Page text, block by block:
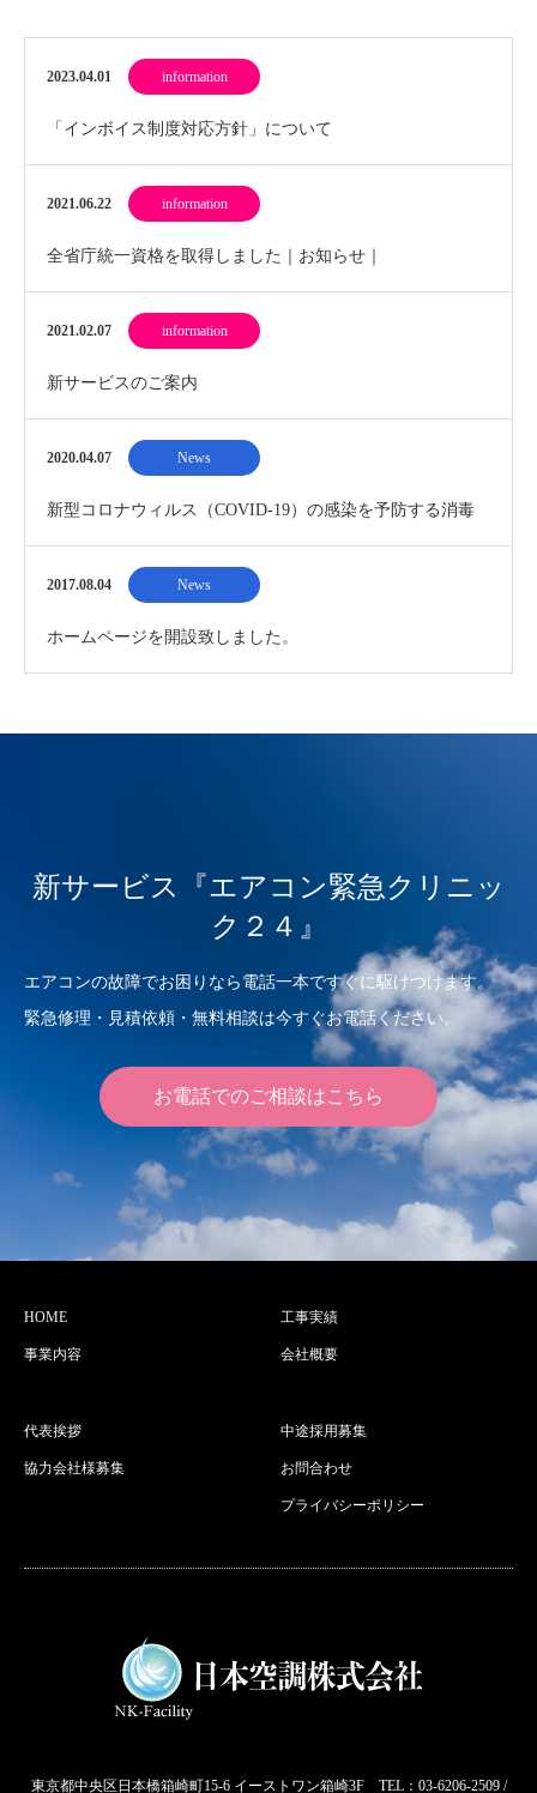
2023.04.01 information
「インボイス制度対応方針」について
2021.06.22 information
全省庁統一資格を取得しました｜お知らせ｜
2021.02.07 information
新サービスのご案内
2020.04.07 News
新型コロナウィルス（COVID-19）の感染を予防する消毒
作業の提供を開始
2017.08.04 News
ホームページを開設致しました。
新サービス『エアコン緊急クリニッ
ク２４』
エアコンの故障でお困りなら電話一本ですぐに駆けつけます。
緊急修理・見積依頼・無料相談は今すぐお電話ください。
お電話でのご相談はこちら
HOME
事業内容
工事実績
会社概要
代表挨拶
協力会社様募集
中途採用募集
お問合わせ
プライバシーポリシー
東京都中央区日本橋箱崎町15-6 イーストワン箱崎3F TEL：03-6206-2509 /